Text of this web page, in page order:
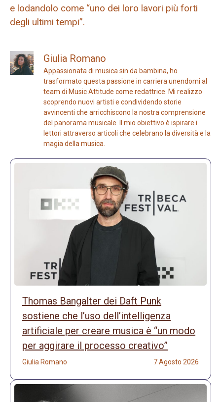
e lodandolo come “uno dei loro lavori più forti
degli ultimi tempi”.
Giulia Romano
Appassionata di musica sin da bambina, ho
trasformato questa passione in carriera unendomi al
team di Music Attitude come redattrice. Mi realizzo
scoprendo nuovi artisti e condividendo storie
avvincenti che arricchiscono la nostra comprensione
del panorama musicale. Il mio obiettivo è ispirare i
lettori attraverso articoli che celebrano la diversità e la
magia della musica.
Thomas Bangalter dei Daft Punk
sostiene che l’uso dell’intelligenza
artificiale per creare musica è “un modo
per aggirare il processo creativo”
Giulia Romano 7 Agosto 2026